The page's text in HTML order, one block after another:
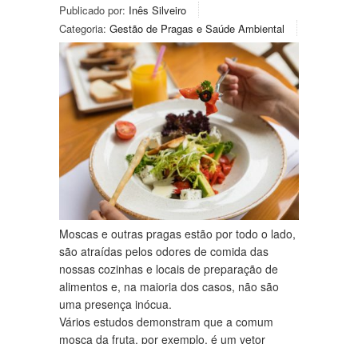
Publicado por: Inês Silveiro
Categoria: Gestão de Pragas e Saúde Ambiental
Moscas e outras pragas estão por todo o lado,
são atraídas pelos odores de comida das
nossas cozinhas e locais de preparação de
alimentos e, na maioria dos casos, não são
uma presença inócua.
Vários estudos demonstram que a comum
mosca da fruta, por exemplo, é um vetor